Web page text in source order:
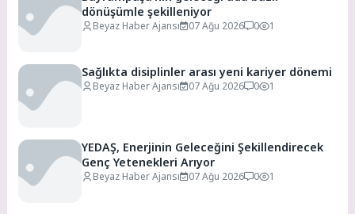
dönüşümle şekilleniyor
Beyaz Haber Ajansı 07 Ağu 2026 0 1
Sağlıkta disiplinler arası yeni kariyer dönemi
Beyaz Haber Ajansı 07 Ağu 2026 0 1
YEDAŞ, Enerjinin Geleceğini Şekillendirecek
Genç Yetenekleri Arıyor
Beyaz Haber Ajansı 07 Ağu 2026 0 1